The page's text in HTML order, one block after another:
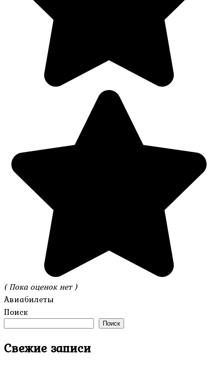
( Пока оценок нет )
Авиабилеты
Поиск
Поиск
Свежие записи